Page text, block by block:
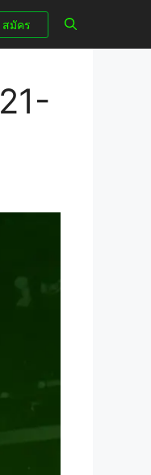
สมัคร